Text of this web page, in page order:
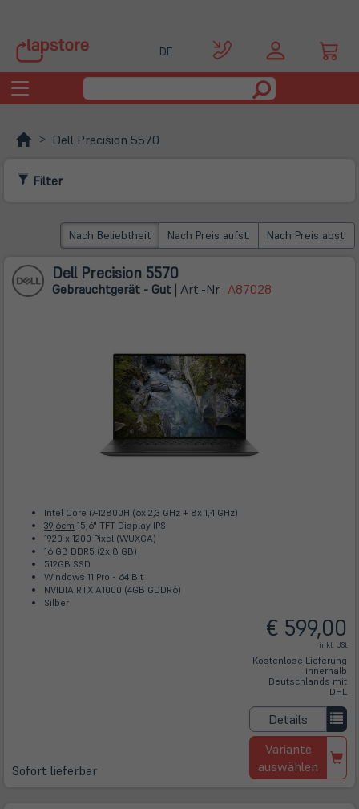
DE
Toggle
navigation
Dell Precision 5570
Filter
Nach Beliebtheit Nach Preis aufst. Nach Preis abst.
Dell Precision 5570
Gebrauchtgerät - Gut | Art.-Nr. A87028
Intel Core i7-12800H (6x 2,3 GHz + 8x 1,4 GHz)
39,6cm 15,6" TFT Display IPS
1920 x 1200 Pixel (WUXGA)
16 GB DDR5 (2x 8 GB)
512GB SSD
Windows 11 Pro - 64 Bit
NVIDIA RTX A1000 (4GB GDDR6)
Silber
Sofort lieferbar
€ 599,00
inkl. USt
Kostenlose Lieferung
innerhalb
Deutschlands mit
DHL
Details
Variante
auswählen